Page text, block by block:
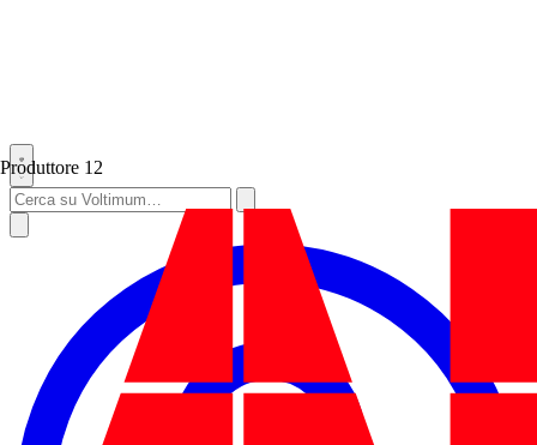
Produttore 12